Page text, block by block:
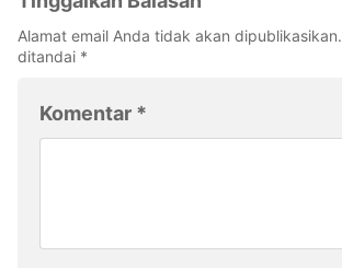
Alamat email Anda tidak akan dipublikasikan.
ditandai *
Komentar *